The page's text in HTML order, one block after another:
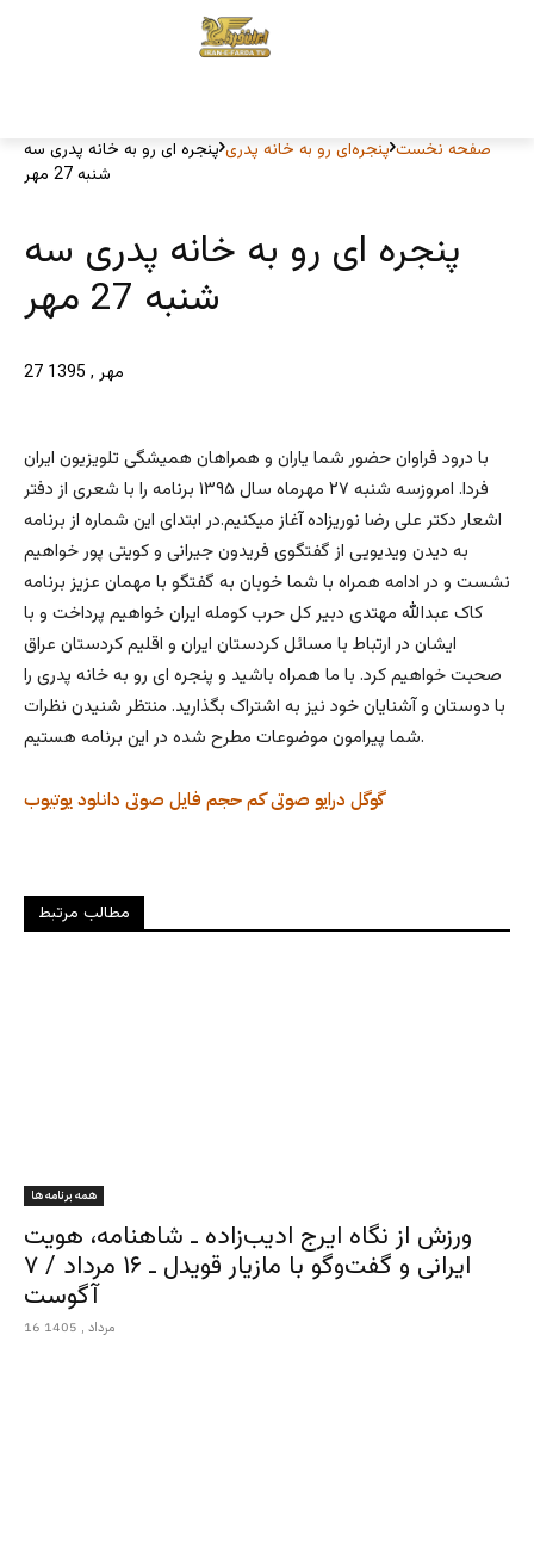
صفحه نخست پنجره‌ای رو به خانه پدری پنجره ای رو به خانه پدری سه
شنبه 27 مهر
پنجره ای رو به خانه پدری سه
شنبه 27 مهر
27 مهر , 1395
با درود فراوان حضور شما یاران و همراهان همیشگی تلویزیون ایران
فردا. امروزسه شنبه ۲۷ مهرماه سال ۱۳۹۵ برنامه را با شعری از دفتر
اشعار دکتر علی رضا نوریزاده آغاز میکنیم.در ابتدای این شماره از برنامه
به دیدن ویدیویی از گفتگوی فریدون جیرانی و کویتی پور خواهیم
نشست و در ادامه همراه با شما خوبان به گفتگو با مهمان عزیز برنامه
کاک عبدالله مهتدی دبیر کل حرب کومله ایران خواهیم پرداخت و با
ایشان در ارتباط با مسائل کردستان ایران و اقلیم کردستان عراق
صحبت خواهیم کرد. با ما همراه باشید و پنجره ای رو به خانه پدری را
با دوستان و آشنایان خود نیز به اشتراک بگذارید. منتظر شنیدن نظرات
شما پیرامون موضوعات مطرح شده در این برنامه هستیم.
یوتیوب دانلود فایل صوتی صوتی کم حجم گوگل درایو
مطالب مرتبط
همه برنامه ها
ورزش از نگاه ایرج ادیب‌زاده ـ شاهنامه، هویت
ایرانی و گفت‌وگو با مازیار قویدل ـ ۱۶ مرداد / ۷
آگوست
16 مرداد , 1405